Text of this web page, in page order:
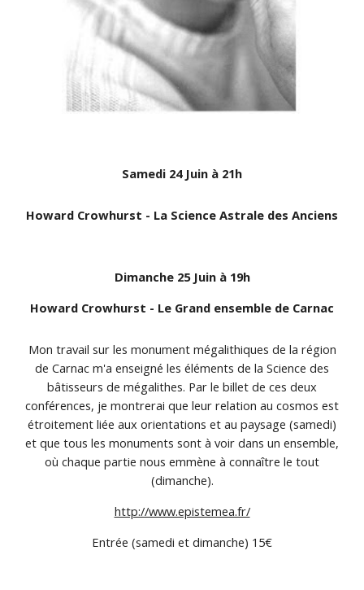
Samedi 24 Juin à 21h
Howard Crowhurst - La Science Astrale des Anciens
Dimanche 25 Juin à 19h
Howard Crowhurst - Le Grand ensemble de Carnac
Mon travail sur les monument mégalithiques de la région
de Carnac m'a enseigné les éléments de la Science des
bâtisseurs de mégalithes. Par le billet de ces deux
conférences, je montrerai que leur relation au cosmos est
étroitement liée aux orientations et au paysage (samedi)
et que tous les monuments sont à voir dans un ensemble,
où chaque partie nous emmène à connaître le tout
(dimanche).
http://www.epistemea.fr/
Entrée (samedi et dimanche) 15€